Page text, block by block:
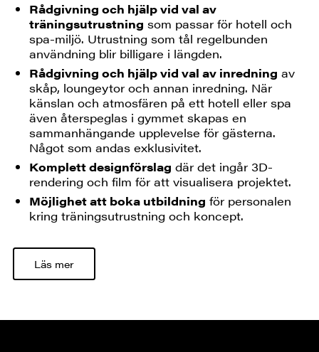
Rådgivning och hjälp vid val av
träningsutrustning som passar för hotell och
spa-miljö. Utrustning som tål regelbunden
användning blir billigare i längden.
Rådgivning och hjälp vid val av inredning av
skåp, loungeytor och annan inredning. När
känslan och atmosfären på ett hotell eller spa
även återspeglas i gymmet skapas en
sammanhängande upplevelse för gästerna.
Något som andas exklusivitet.
Komplett designförslag där det ingår 3D-
rendering och film för att visualisera projektet.
Möjlighet att boka utbildning för personalen
kring träningsutrustning och koncept.
Läs mer